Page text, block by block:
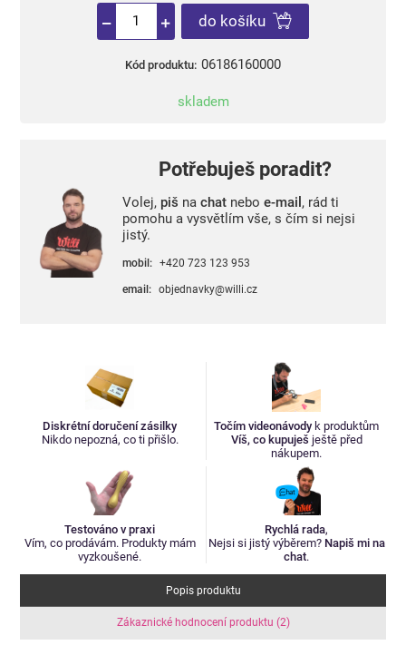
do košíku
Kód produktu: 06186160000
skladem
Potřebuješ poradit?
Volej, piš na chatnebo e-mail , rád ti
pomohu a vysvětlím vše, s čím si nejsi
jistý.
mobil: +420 723 123 953
email: objednavky@willi.cz
Diskrétní doručení zásilky
Nikdo nepozná, co ti přišlo.
Točím videonávody k produktům
Víš, co kupuješ ještě před
nákupem.
Testováno v praxi
Vím, co prodávám. Produkty mám
vyzkoušené.
Rychlá rada,
Nejsi si jistý výběrem? Napiš mi na
chat.
Popis produktu
Zákaznické hodnocení produktu (2)